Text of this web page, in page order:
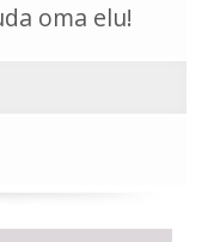
oma elu!